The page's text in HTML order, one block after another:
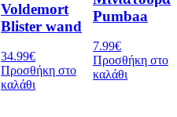
Voldemort
Blister wand
34.99€
Προσθήκη στο
καλάθι
Pumbaa
7.99€
Προσθήκη στο
καλάθι